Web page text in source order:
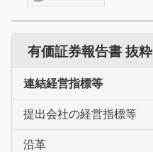
有価証券報告書 抜
連結経営指標等
提出会社の経営指標等
沿革